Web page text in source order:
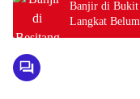
Banjir di Bukit
Langkat
Pun Belum